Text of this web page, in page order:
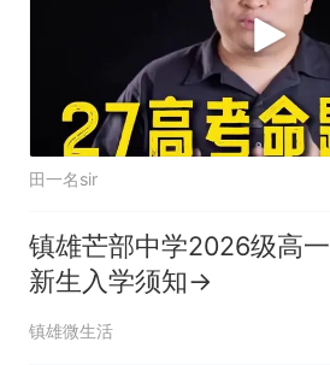
田一名sir
镇雄芒部中学2026级高一
新生入学须知→
镇雄微生活